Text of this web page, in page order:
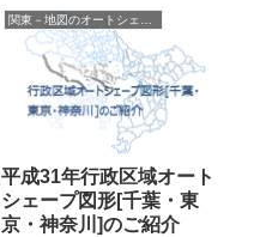
平成31年行政区域オート
シェープ図形[千葉・東
京・神奈川]のご紹介